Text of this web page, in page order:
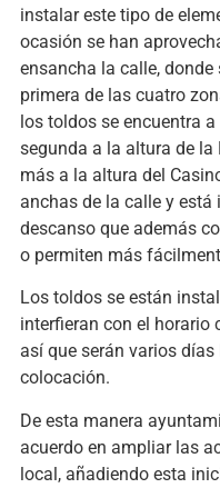
instalar este tipo de
ocasión se han
ensancha la calle,
primera de las cuatro
los toldos se encuentra
segunda a la altura de
más a la altura del
anchas de la calle y
descanso que además
o permiten más
Los toldos se están
interfieran con el horario
así que serán varios
colocación.
De esta manera
acuerdo en ampliar las
local, añadiendo esta